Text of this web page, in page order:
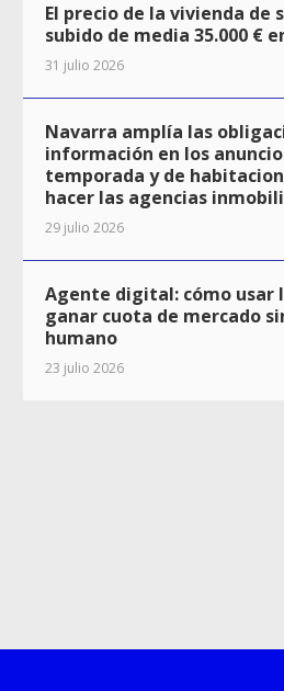
El precio de la vivienda de
subido de media 35.000 €
31 julio 2026
Navarra amplía las
información en los
temporada y de
hacer las agencias
29 julio 2026
Agente digital: cómo usar
ganar cuota de mercado
humano
23 julio 2026